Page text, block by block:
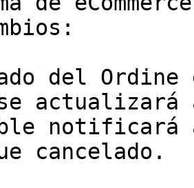
del Ordine
actualizará
notificará
cancelado.